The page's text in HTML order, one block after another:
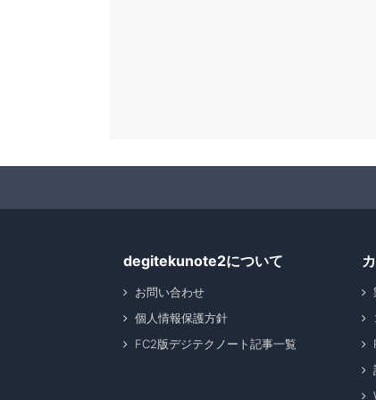
degitekunote2について
お問い合わせ
個人情報保護方針
FC2版デジテクノート記事一覧